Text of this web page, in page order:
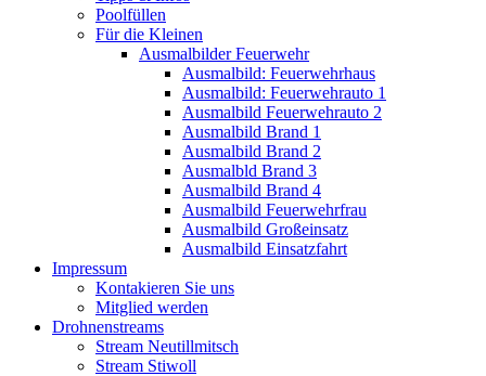
Poolfüllen
Für die Kleinen
Ausmalbilder Feuerwehr
Ausmalbild: Feuerwehrhaus
Ausmalbild: Feuerwehrauto 1
Ausmalbild Feuerwehrauto 2
Ausmalbild Brand 1
Ausmalbild Brand 2
Ausmalbld Brand 3
Ausmalbild Brand 4
Ausmalbild Feuerwehrfrau
Ausmalbild Großeinsatz
Ausmalbild Einsatzfahrt
Impressum
Kontakieren Sie uns
Mitglied werden
Drohnenstreams
Stream Neutillmitsch
Stream Stiwoll